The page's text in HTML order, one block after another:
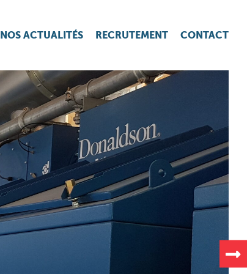
NOS ACTUALITÉS RECRUTEMENT CONTACT